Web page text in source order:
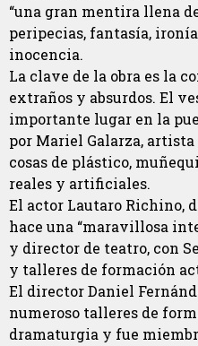
“una gran mentira llena
peripecias, fantasía,
inocencia.
La clave de la obra es la
extraños y absurdos. El
importante lugar en la
por Mariel Galarza,
cosas de plástico,
reales y artificiales.
El actor Lautaro Richino,
hace una “maravillosa
y director de teatro, con
y talleres de formación
El director Daniel
numeroso talleres de
dramaturgia y fue